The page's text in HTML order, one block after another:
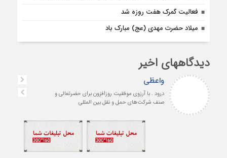
فعالیت گمرک هفت روزه شد
میلاد حضرت مهدی (عج) مبارک باد
دیدگاههای اخیر
واعظی
درود . با آرزوی موفقیت روزافزون برای حضرتعالی و
صنف شرکت‌های حمل و نقل بین المللی